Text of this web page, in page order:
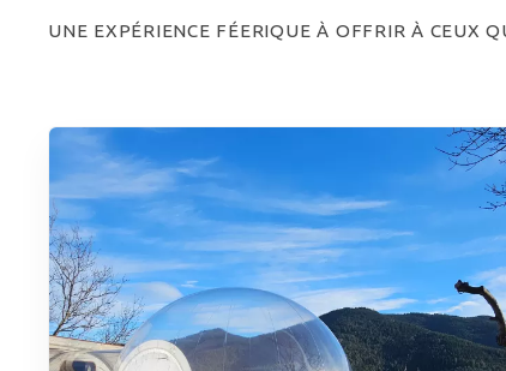
UNE EXPÉRIENCE FÉERIQUE À OFFRIR À CEUX